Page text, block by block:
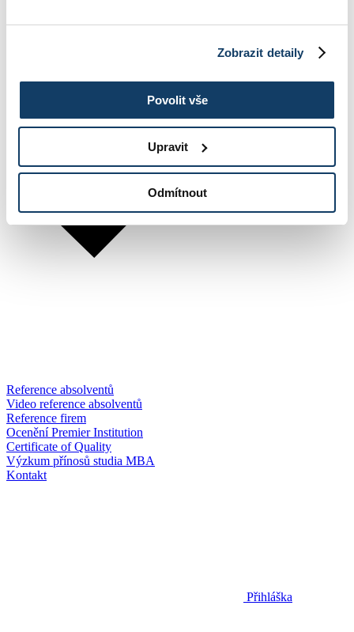
Zobrazit detaily
Povolit vše
Upravit
Odmítnout
Reference absolventů
Video reference absolventů
Reference firem
Ocenění Premier Institution
Certificate of Quality
Výzkum přínosů studia MBA
Kontakt
Přihláška